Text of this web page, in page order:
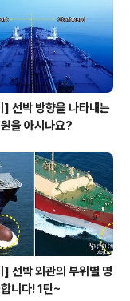
기
] 선박 방향을 나타내는
을 아시나요?
선박 외관의 부위별 명
니다! 1탄~